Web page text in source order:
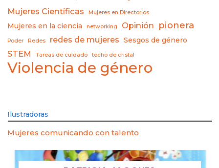
Mujeres Científicas Mujeres en Directorios
Mujeres en la ciencia networking Opinión pionera
Poder Redes redes de mujeres Sesgos de género
STEM Tareas de cuidado techo de cristal
Violencia de género
Ilustradoras
Mujeres comunicando con talento